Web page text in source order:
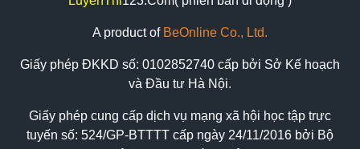
A product of BeOnline Co., Ltd.
Giấy phép ĐKKD số: 0102852740 cấp bởi Sở Kế hoạch
và Đầu tư Hà Nội.
Giấy phép cung cấp dịch vụ mạng xã hội học tập trực
tuyến số: 524/GP-BTTTT cấp ngày 24/11/2016 bởi Bộ